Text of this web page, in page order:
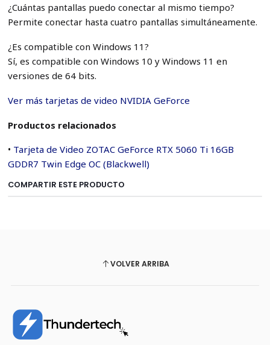
¿Cuántas pantallas puedo conectar al mismo tiempo?
Permite conectar hasta cuatro pantallas simultáneamente.
¿Es compatible con Windows 11?
Sí, es compatible con Windows 10 y Windows 11 en
versiones de 64 bits.
Ver más tarjetas de video NVIDIA GeForce
Productos relacionados
• Tarjeta de Video ZOTAC GeForce RTX 5060 Ti 16GB
GDDR7 Twin Edge OC (Blackwell)
COMPARTIR ESTE PRODUCTO
VOLVER ARRIBA